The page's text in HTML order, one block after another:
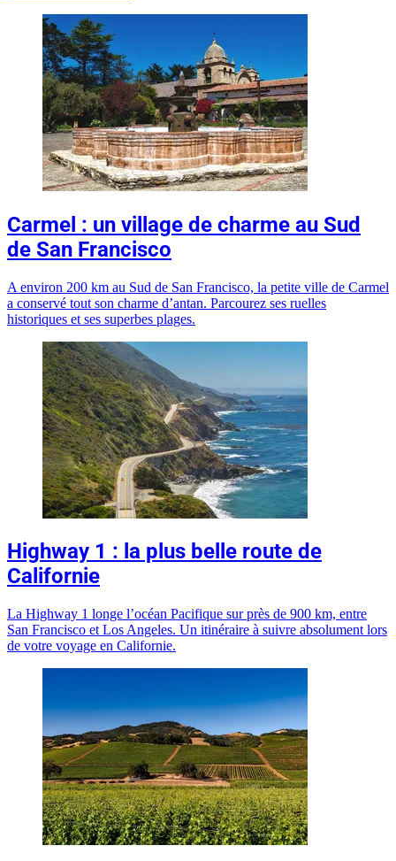
Carmel : un village de charme au Sud
de San Francisco
A environ 200 km au Sud de San Francisco, la petite ville de Carmel
a conservé tout son charme d’antan. Parcourez ses ruelles
historiques et ses superbes plages.
Highway 1 : la plus belle route de
Californie
La Highway 1 longe l’océan Pacifique sur près de 900 km, entre
San Francisco et Los Angeles. Un itinéraire à suivre absolument lors
de votre voyage en Californie.